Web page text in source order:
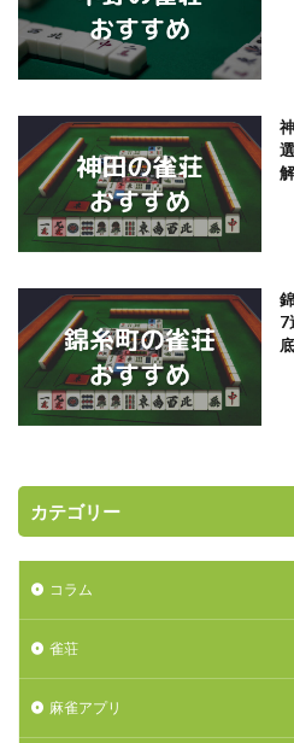
7
カテゴリー
コラム
雀荘
麻雀アプリ